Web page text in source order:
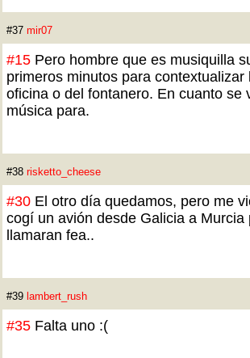
#37 mir07
#15 Pero hombre que es musiquilla
primeros minutos para contextualizar
oficina o del fontanero. En cuanto se
música para.
#38 risketto_cheese
#30 El otro día quedamos, pero me
cogí un avión desde Galicia a Murcia
llamaran fea..
#39 lambert_rush
#35 Falta uno :(